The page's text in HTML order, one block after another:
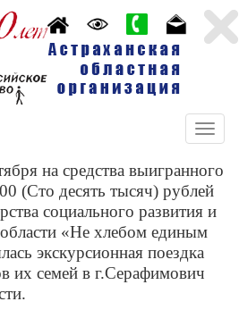
на средства выигранного
(Сто десять тысяч) рублей
социального развития и
области «Не хлебом единым
экскурсионная поездка
их семей в г.Серафимович